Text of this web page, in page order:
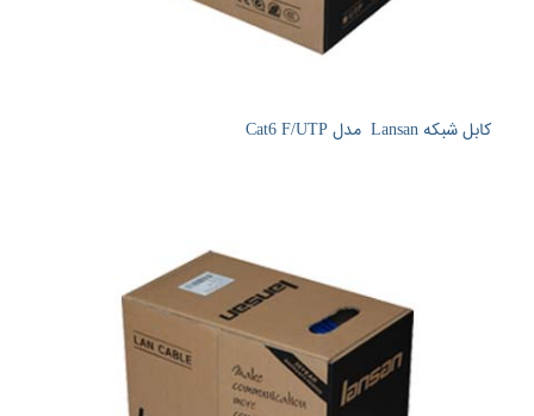
کابل شبکه Lansan مدل Cat6 F/UTP